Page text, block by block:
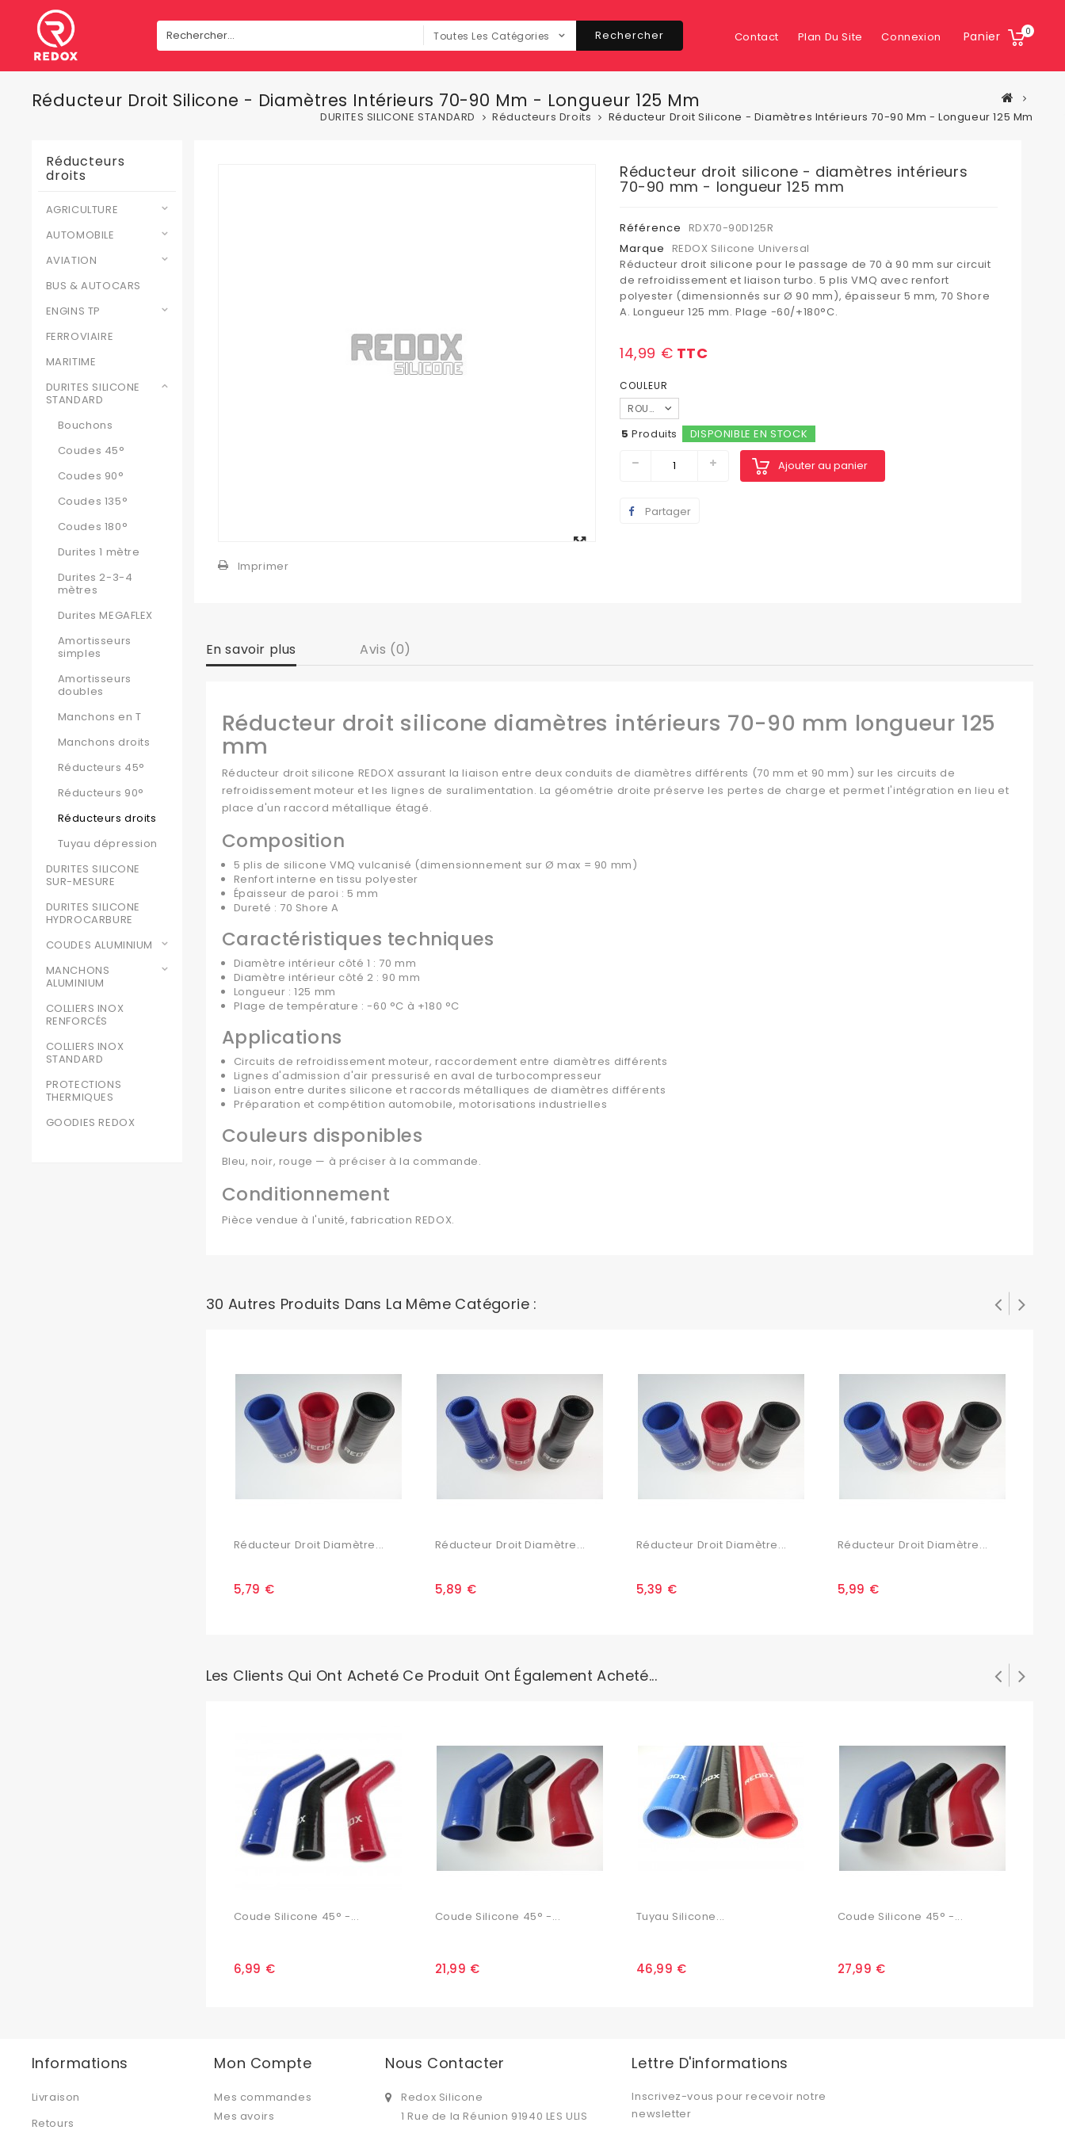
Panier 0
Contact Plan Du Site Connexion
Toutes Les Catégories Rechercher
Réducteur Droit Silicone - Diamètres Intérieurs 70-90 Mm - Longueur 125 Mm
DURITES SILICONE STANDARD Réducteurs Droits Réducteur Droit Silicone - Diamètres Intérieurs 70-90 Mm - Longueur 125 Mm
Réducteurs
droits
AGRICULTURE
AUTOMOBILE
AVIATION
BUS & AUTOCARS
ENGINS TP
FERROVIAIRE
MARITIME
DURITES SILICONE
STANDARD
Bouchons
Coudes 45°
Coudes 90°
Coudes 135°
Coudes 180°
Durites 1 mètre
Durites 2-3-4
mètres
Durites MEGAFLEX
Amortisseurs
simples
Amortisseurs
doubles
Manchons en T
Manchons droits
Réducteurs 45°
Réducteurs 90°
Réducteurs droits
Tuyau dépression
DURITES SILICONE
SUR-MESURE
DURITES SILICONE
HYDROCARBURE
COUDES ALUMINIUM
MANCHONS
ALUMINIUM
COLLIERS INOX
RENFORCÉS
COLLIERS INOX
STANDARD
PROTECTIONS
THERMIQUES
GOODIES REDOX
Imprimer
Réducteur droit silicone - diamètres intérieurs
70-90 mm - longueur 125 mm
Référence
RDX70-90D125R
Marque
REDOX Silicone Universal
Réducteur droit silicone pour le passage de 70 à 90 mm sur circuit
de refroidissement et liaison turbo. 5 plis VMQ avec renfort
polyester (dimensionnés sur Ø 90 mm), épaisseur 5 mm, 70 Shore
A. Longueur 125 mm. Plage -60/+180°C.
14,99 € TTC
COULEUR
ROUGE
5 Produits DISPONIBLE EN STOCK
Ajouter au panier
Partager
En savoir plus Avis (0)
Réducteur droit silicone diamètres intérieurs 70-90 mm longueur 125
mm
Réducteur droit silicone REDOX assurant la liaison entre deux conduits de diamètres différents (70 mm et 90 mm) sur les circuits de
refroidissement moteur et les lignes de suralimentation. La géométrie droite préserve les pertes de charge et permet l'intégration en lieu et
place d'un raccord métallique étagé.
Composition
5 plis de silicone VMQ vulcanisé (dimensionnement sur Ø max = 90 mm)
Renfort interne en tissu polyester
Épaisseur de paroi : 5 mm
Dureté : 70 Shore A
Caractéristiques techniques
Diamètre intérieur côté 1 : 70 mm
Diamètre intérieur côté 2 : 90 mm
Longueur : 125 mm
Plage de température : -60 °C à +180 °C
Applications
Circuits de refroidissement moteur, raccordement entre diamètres différents
Lignes d'admission d'air pressurisé en aval de turbocompresseur
Liaison entre durites silicone et raccords métalliques de diamètres différents
Préparation et compétition automobile, motorisations industrielles
Couleurs disponibles
Bleu, noir, rouge — à préciser à la commande.
Conditionnement
Pièce vendue à l'unité, fabrication REDOX.
30 Autres Produits Dans La Même Catégorie :
Réducteur Droit Diamètre...
5,79 €
Réducteur Droit Diamètre...
5,89 €
Réducteur Droit Diamètre...
5,39 €
Réducteur Droit Diamètre...
5,99 €
Les Clients Qui Ont Acheté Ce Produit Ont Également Acheté...
Coude Silicone 45° -...
6,99 €
Coude Silicone 45° -...
21,99 €
Tuyau Silicone...
46,99 €
Coude Silicone 45° -...
27,99 €
Informations
Livraison
Retours
Mon Compte
Mes commandes
Mes avoirs
Nous Contacter
Redox Silicone
1 Rue de la Réunion 91940 LES ULIS
Lettre D'informations
Inscrivez-vous pour recevoir notre
newsletter